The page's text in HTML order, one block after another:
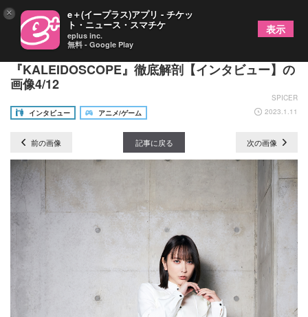
これまでの藍井エイルをぶっ壊す！5thアルバム
『KALEIDOSCOPE』徹底解剖【インタビュー】の
画像4/12
SPICER
インタビュー
アニメ/ゲーム 2023.1.11
前の画像 記事に戻る 次の画像
× e＋(イープラス)アプリ - チケッ
ト・ニュース・スマチケ
eplus inc.
無料 - Google Play
表示